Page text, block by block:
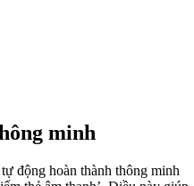
minh
động hoàn thành thông minh